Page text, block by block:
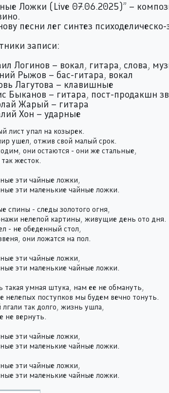
Ложки (Live 07.06.2025)” –
песни лег синтез
записи:
Логинов – вокал, гитара, слова,
Рыжов – бас-гитара, вокал
Лагутова – клавишные
Быканов – гитара, пост-продакшн
Жарый – гитара
Хон – ударные
лист упал на козырек.
ушел, отжив свой малый срок.
они остаются - они же стальные,
жесток.
эти чайные ложки,
эти маленькие чайные ложки.
спины - следы золотого огня,
нелепой картины, живущие день ото дня.
- не обеденный стол,
они ложатся на пол.
эти чайные ложки,
эти маленькие чайные ложки.
такая умная штука, нам ее не обмануть,
нелепых поступков мы будем вечно тонуть.
так долго, жизнь ушла,
не вернуть.
эти чайные ложки,
эти маленькие чайные ложки.
эти чайные ложки,
эти маленькие чайные ложки.